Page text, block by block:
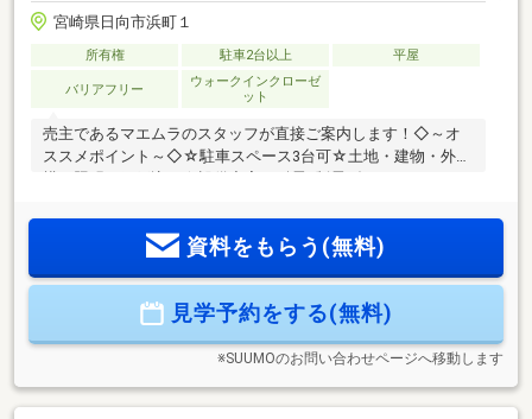
宮崎県日向市浜町１
所有権 駐車2台以上 平屋
バリアフリー
ウォークインクローゼ
ット
売主であるマエムラのスタッフが直接ご案内します！◇～オ
ススメポイント～◇☆駐車スペース3台可☆土地・建物・外
全居室収納付きでお部屋広々♪☆住宅瑕疵担保責任保険、地盤
保証、しろあり保証、アフターサービス付き◇～周辺環境～
☆TEL『0982-20-5489』までお電話、または『見学予約する
(無料)』からお気軽にお問い合わせください。
資料をもらう(無料)
見学予約をする(無料)
※SUUMOのお問い合わせページへ移動します